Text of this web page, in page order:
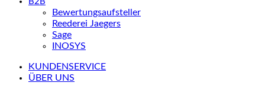
Bewertungsaufsteller
Reederei Jaegers
Sage
INOSYS
KUNDENSERVICE
ÜBER UNS